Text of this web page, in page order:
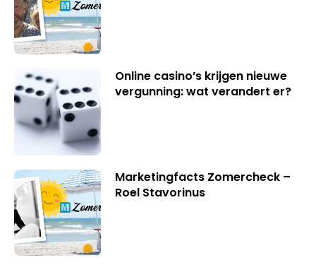
Online casino’s krijgen nieuwe
vergunning: wat verandert er?
Marketingfacts Zomercheck –
Roel Stavorinus